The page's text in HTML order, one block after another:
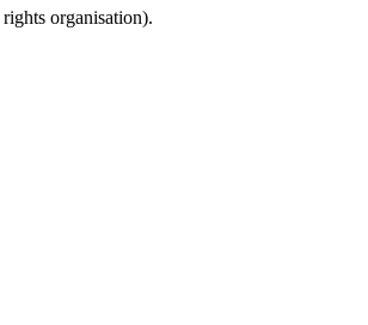
rights organisation).